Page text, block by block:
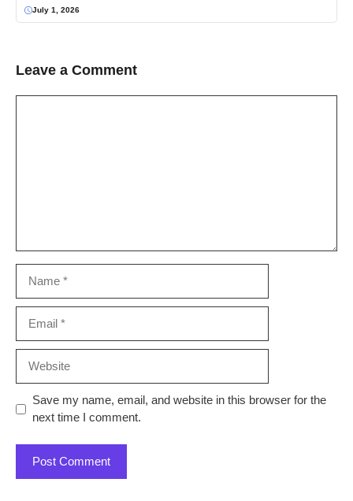
July 1, 2026
Leave a Comment
Save my name, email, and website in this browser for the
next time I comment.